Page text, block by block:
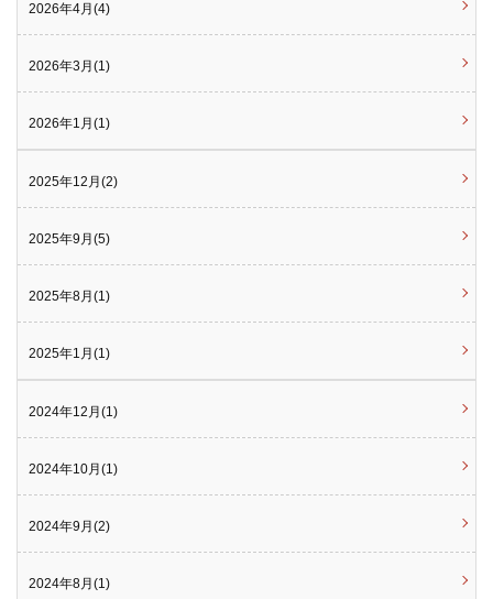
2026年4月(4)
2026年3月(1)
2026年1月(1)
2025年12月(2)
2025年9月(5)
2025年8月(1)
2025年1月(1)
2024年12月(1)
2024年10月(1)
2024年9月(2)
2024年8月(1)